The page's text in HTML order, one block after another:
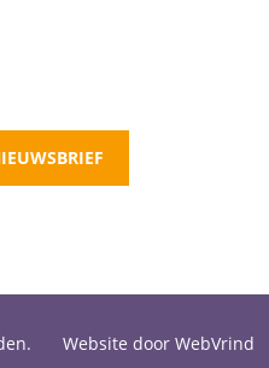
Website door WebVrind